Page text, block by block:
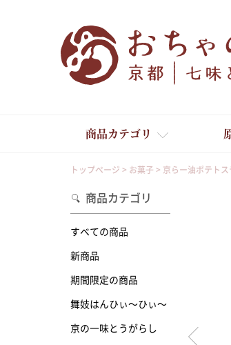
商品カテゴリ
舞妓はんひぃ～ひぃ～
京の一味とうがらし
京の七味とうがらし
トップページ お菓子 京らー油ポテトス
商品カテゴリ
すべての商品
新商品
期間限定の商品
舞妓はんひぃ～ひぃ～
京の一味とうがらし